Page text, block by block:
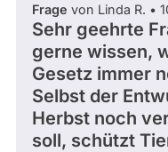
Frage von Linda R. •
Sehr geehrte
gerne wissen,
Gesetz immer
Selbst der
Herbst noch
soll, schützt